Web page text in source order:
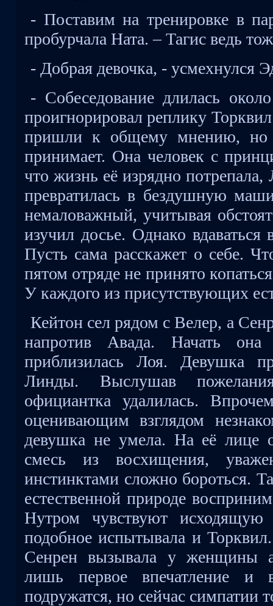
- Поставим на тренировке в
пробурчала Ната. – Тагис ведь
- Добрая девочка, - усмехнулся
- Собеседование длилась
проигнорировал реплику
пришли к общему мнению, но
принимает. Она человек с
что жизнь её изрядно потрепала,
превратилась в бездушную
немаловажный, учитывая
изучил досье. Однако вдаваться
Пусть сама расскажет о себе.
пятом отряде не принято
У каждого из присутствующих
Кейтон сел рядом с Велер, а
напротив Авада. Начать
приблизилась Лоя. Девушка
Линды. Выслушав
официантка удалилась.
оценивающим взглядом
девушка не умела. На её лице
смесь из восхищения,
инстинктами сложно бороться.
естественной природе
Нутром чувствуют
подобное испытывала и
Сенрен вызывала у женщины
лишь первое впечатление
подружатся, но сейчас симпатии